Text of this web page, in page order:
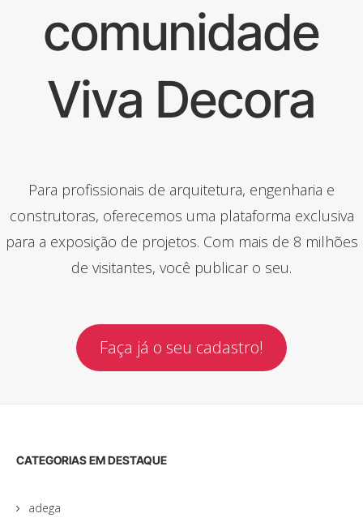
comunidade
Viva Decora
Para profissionais de arquitetura, engenharia e
construtoras, oferecemos uma plataforma exclusiva
para a exposição de projetos. Com mais de 8 milhões
de visitantes, você publicar o seu.
Faça já o seu cadastro!
CATEGORIAS EM DESTAQUE
adega